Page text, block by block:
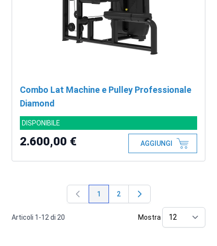
Combo Lat Machine e Pulley Professionale
Diamond
DISPONIBILE
2.600,00 € AGGIUNGI
Articoli 1 -12di 20
Attualmente stai leggendo la pagina
1
Pagina
2
Mostra